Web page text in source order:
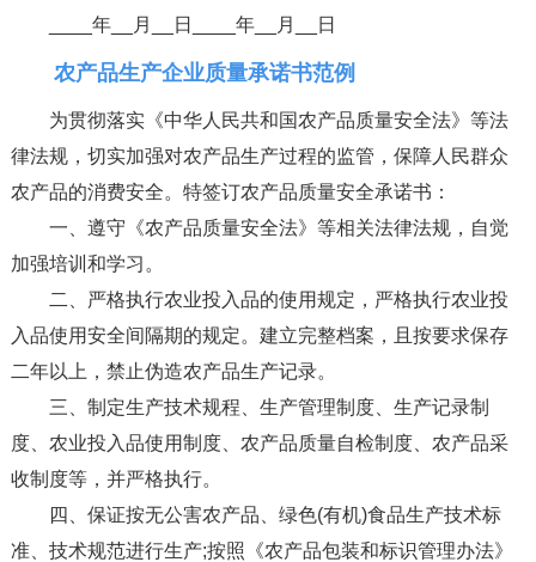
____年__月__日____年__月__日
农产品生产企业质量承诺书范例
为贯彻落实《中华人民共和国农产品质量安全法》等法
律法规，切实加强对农产品生产过程的监管，保障人民群众
农产品的消费安全。特签订农产品质量安全承诺书：
一、遵守《农产品质量安全法》等相关法律法规，自觉
加强培训和学习。
二、严格执行农业投入品的使用规定，严格执行农业投
入品使用安全间隔期的规定。建立完整档案，且按要求保存
二年以上，禁止伪造农产品生产记录。
三、制定生产技术规程、生产管理制度、生产记录制
度、农业投入品使用制度、农产品质量自检制度、农产品采
收制度等，并严格执行。
四、保证按无公害农产品、绿色(有机)食品生产技术标
准、技术规范进行生产;按照《农产品包装和标识管理办法》